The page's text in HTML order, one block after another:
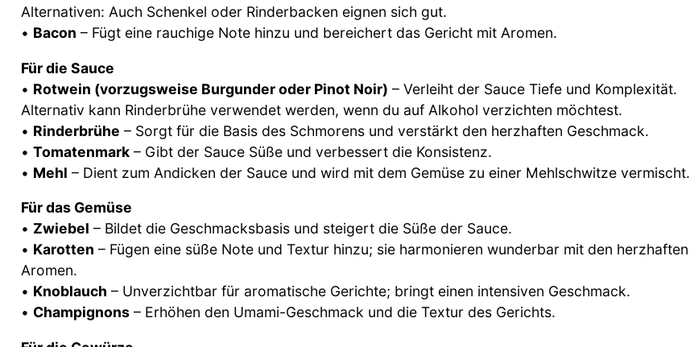
Alternativen: Auch Schenkel oder Rinderbacken eignen sich gut.
• Bacon – Fügt eine rauchige Note hinzu und bereichert das Gericht mit Aromen.
Für die Sauce
• Rotwein (vorzugsweise Burgunder oder Pinot Noir) – Verleiht der Sauce Tiefe und Komplexität.
Alternativ kann Rinderbrühe verwendet werden, wenn du auf Alkohol verzichten möchtest.
• Rinderbrühe – Sorgt für die Basis des Schmorens und verstärkt den herzhaften Geschmack.
• Tomatenmark – Gibt der Sauce Süße und verbessert die Konsistenz.
• Mehl – Dient zum Andicken der Sauce und wird mit dem Gemüse zu einer Mehlschwitze vermischt.
Für das Gemüse
• Zwiebel – Bildet die Geschmacksbasis und steigert die Süße der Sauce.
• Karotten – Fügen eine süße Note und Textur hinzu; sie harmonieren wunderbar mit den herzhaften
Aromen.
• Knoblauch – Unverzichtbar für aromatische Gerichte; bringt einen intensiven Geschmack.
• Champignons – Erhöhen den Umami-Geschmack und die Textur des Gerichts.